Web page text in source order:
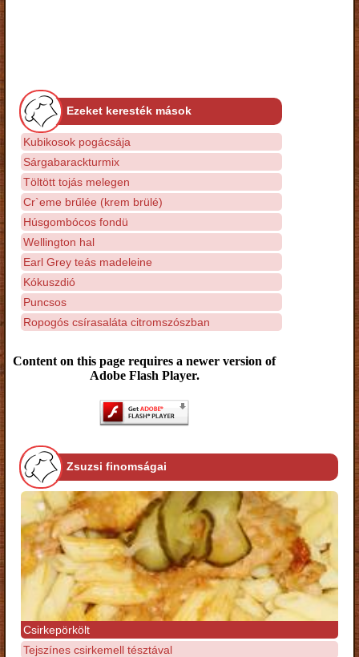
Ezeket keresték mások
Kubikosok pogácsája
Sárgabarackturmix
Töltött tojás melegen
Cr`eme brűlée (krem brülé)
Húsgombócos fondü
Wellington hal
Earl Grey teás madeleine
Kókuszdió
Puncsos
Ropogós csírasaláta citromszószban
Content on this page requires a newer version of
Adobe Flash Player.
Zsuzsi finomságai
Csirkepörkölt
Tejszínes csirkemell tésztával